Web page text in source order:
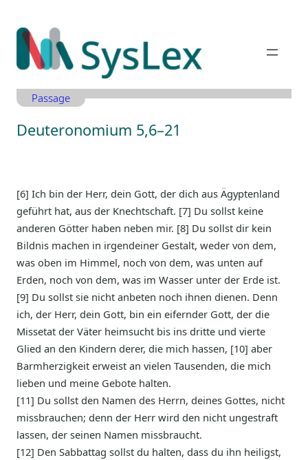
Inhalt
springen
Passage
Deuteronomium 5,6–21
[6] Ich bin der Herr, dein Gott, der dich aus Ägyptenland
geführt hat, aus der Knechtschaft. [7] Du sollst keine
anderen Götter haben neben mir. [8] Du sollst dir kein
Bildnis machen in irgendeiner Gestalt, weder von dem,
was oben im Himmel, noch von dem, was unten auf
Erden, noch von dem, was im Wasser unter der Erde ist.
[9] Du sollst sie nicht anbeten noch ihnen dienen. Denn
ich, der Herr, dein Gott, bin ein eifernder Gott, der die
Missetat der Väter heimsucht bis ins dritte und vierte
Glied an den Kindern derer, die mich hassen, [10] aber
Barmherzigkeit erweist an vielen Tausenden, die mich
lieben und meine Gebote halten.
[11] Du sollst den Namen des Herrn, deines Gottes, nicht
missbrauchen; denn der Herr wird den nicht ungestraft
lassen, der seinen Namen missbraucht.
[12] Den Sabbattag sollst du halten, dass du ihn heiligst,